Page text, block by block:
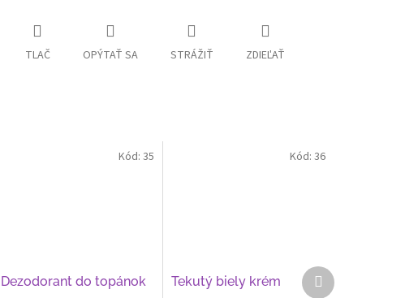
TLAČ OPÝTAŤ SA STRÁŽIŤ ZDIEĽAŤ
Dezodorant do topánok
Kód:35
Tekutý biely krém
Kód: 36
Ďalší
produkt